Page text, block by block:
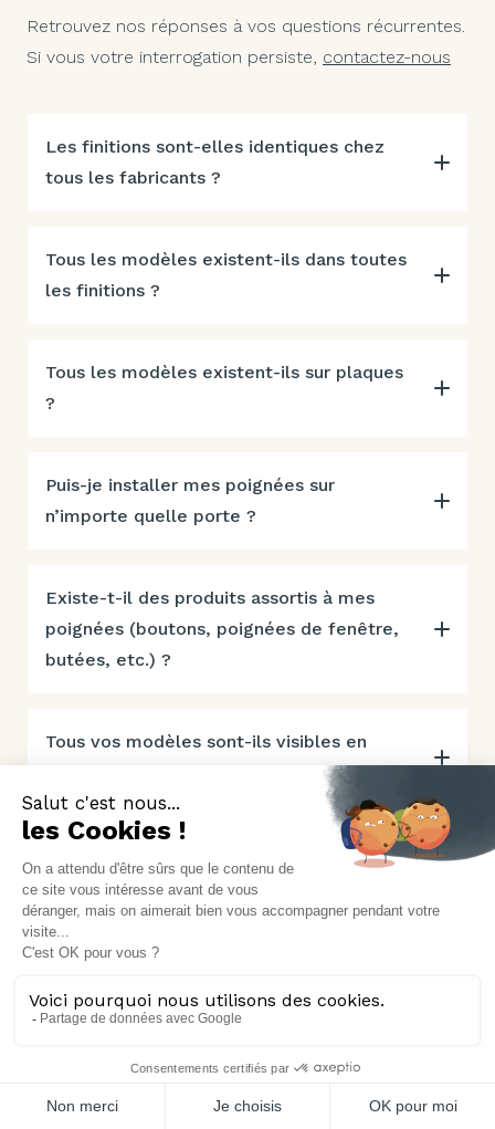
Retrouvez nos réponses à vos questions récurrentes.
Si vous votre interrogation persiste, contactez-nous
Les finitions sont-elles identiques chez
tous les fabricants ?
Tous les modèles existent-ils dans toutes
les finitions ?
Tous les modèles existent-ils sur plaques
?
Puis-je installer mes poignées sur
n’importe quelle porte ?
Existe-t-il des produits assortis à mes
poignées (boutons, poignées de fenêtre,
butées, etc.) ?
Tous vos modèles sont-ils visibles en
Portes
Coulissante
Poignées
Poignées de fenêtre & extérieur
Pour Coulissant et Galandage